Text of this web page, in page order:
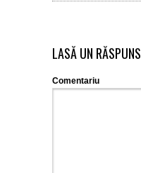
LASĂ UN RĂSPUNS
Comentariu